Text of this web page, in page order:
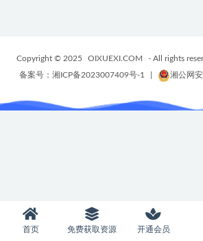
Copyright © 2025 OIXUEXI.COM - All rights
备案号：湘ICP备2023007409号-1
湘公网
首页 免费获取资源 开通会员